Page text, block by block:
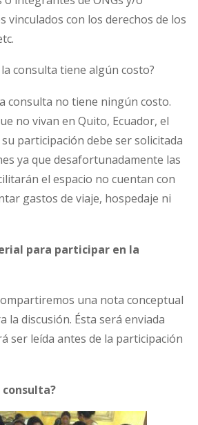
vinculados con los derechos de los
consulta tiene algún costo?
consulta no tiene ningún costo.
no vivan en Quito, Ecuador, el
participación debe ser solicitada
ya que desafortunadamente las
el espacio no cuentan con
gastos de viaje, hospedaje ni
para participar en la
una nota conceptual
la discusión. Ésta será enviada
ser leída antes de la participación